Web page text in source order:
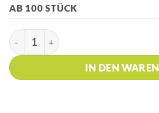
AB 100 STÜCK
PARKER SONNET Core Blue
IN DEN